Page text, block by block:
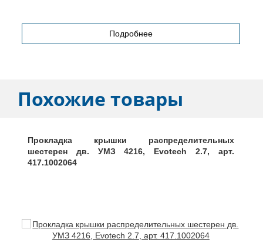
Подробнее
Похожие товары
Прокладка крышки распределительных
шестерен дв. УМЗ 4216, Evotech 2.7, арт.
417.1002064